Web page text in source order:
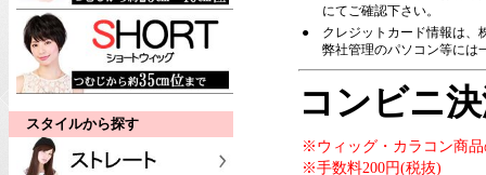
スタイルから探す
にてご確認下さい。
●
クレジットカード情報は、
弊社管理のパソコン等には
コンビニ
※ウィッグ・カラコン商
※手数料200円(税抜)